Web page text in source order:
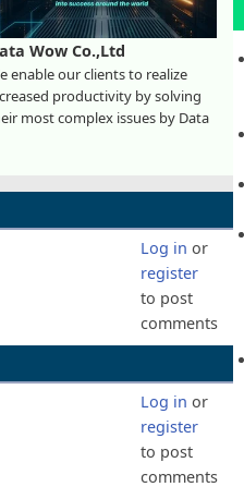
Wow Co.,Ltd
enable our clients to realize
productivity by solving
most complex issues by Data
Log in or
register
to post
comments
Log in or
register
to post
comments